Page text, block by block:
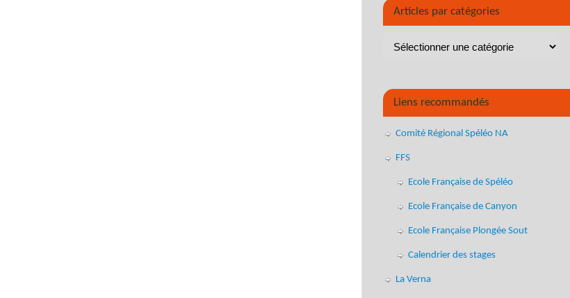
Articles par catégories
Liens recommandés
Comité Régional Spéléo NA
FFS
Ecole Française de Spéléo
Ecole Française de Canyon
Ecole Française Plongée Sout
Calendrier des stages
La Verna